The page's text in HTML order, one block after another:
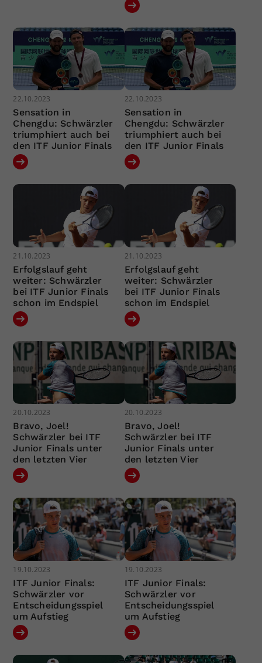
22.10.2023
Sensation in
Chengdu: Schwärzler
triumphiert auch bei
den ITF Junior Finals
22.10.2023
Sensation in
Chengdu: Schwärzler
triumphiert auch bei
den ITF Junior Finals
21.10.2023
Erfolgslauf geht
weiter: Schwärzler
bei ITF Junior Finals
schon im Endspiel
21.10.2023
Erfolgslauf geht
weiter: Schwärzler
bei ITF Junior Finals
schon im Endspiel
20.10.2023
Bravo, Joel!
Schwärzler bei ITF
Junior Finals unter
den letzten Vier
20.10.2023
Bravo, Joel!
Schwärzler bei ITF
Junior Finals unter
den letzten Vier
19.10.2023
ITF Junior Finals:
Schwärzler vor
Entscheidungsspiel
um Aufstieg
19.10.2023
ITF Junior Finals:
Schwärzler vor
Entscheidungsspiel
um Aufstieg